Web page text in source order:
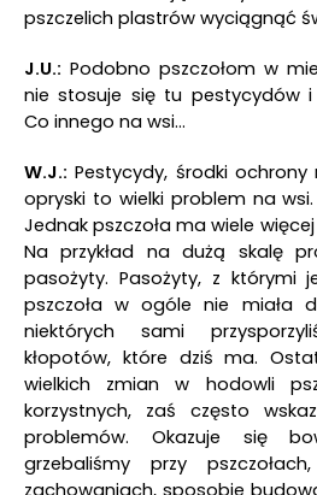
pszczelich plastrów wyciągnąć
J.U.: Podobno pszczołom w
nie stosuje się tu pestycydów i
Co innego na wsi...
W.J.: Pestycydy, środki ochrony
opryski to wielki problem na
Jednak pszczoła ma wiele
Na przykład na dużą skalę
pasożyty. Pasożyty, z którymi
pszczoła w ogóle nie miała
niektórych sami
kłopotów, które dziś ma.
wielkich zmian w hodowli
korzystnych, zaś często
problemów. Okazuje się
grzebaliśmy przy
zachowaniach, sposobie